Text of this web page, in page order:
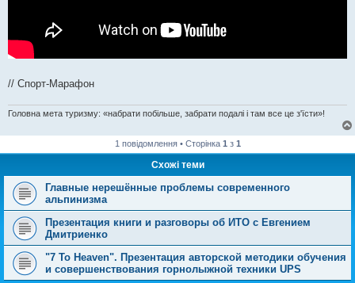
// Спорт-Марафон
Головна мета туризму: «набрати побільше, забрати подалі і там все це з'їсти»!
1 повідомлення • Сторінка 1 з 1
Схожі теми
Главные нерешённые проблемы современного
альпинизма
Презентация книги и разговоры об ИТО с Евгением
Дмитриенко
"7 To Heaven". Презентация авторской методики обучения
и совершенствования горнолыжной техники UPS